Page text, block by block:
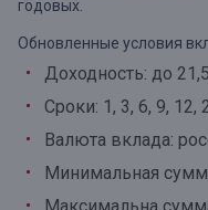
годовых.
Обновленные условия
Доходность: до
Сроки: 1, 3, 6, 9,
Валюта вклада:
Минимальная